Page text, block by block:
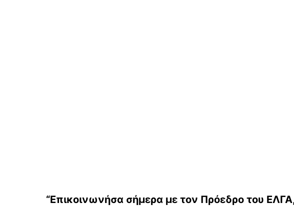
“Επικοινωνήσα σήμερα με τον Πρόεδρο του